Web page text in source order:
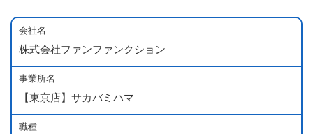
会社名
株式会社ファンファンクション
事業所名
【東京店】サカバミハマ
職種